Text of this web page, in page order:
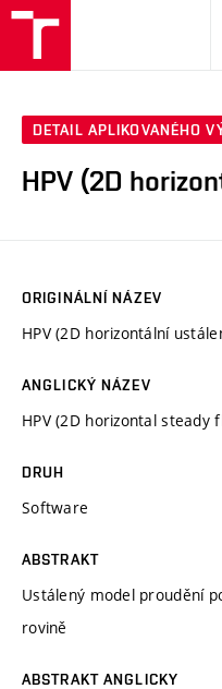
DETAIL APLIKOVANÉHO
HPV (2D
ORIGINÁLNÍ NÁZEV
HPV (2D horizontální
ANGLICKÝ NÁZEV
HPV (2D horizontal steady
DRUH
Software
ABSTRAKT
Ustálený model proudění
rovině
ABSTRAKT ANGLICKY